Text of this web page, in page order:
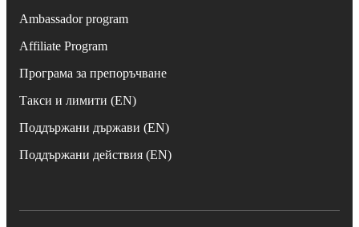
Ambassador program
Affiliate Program
Програма за препоръчване
Такси и лимити (EN)
Поддържани държави (EN)
Поддържани действия (EN)